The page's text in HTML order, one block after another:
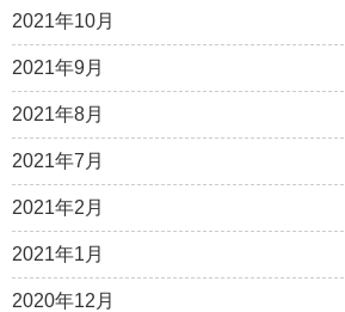
2021年10月
2021年9月
2021年8月
2021年7月
2021年2月
2021年1月
2020年12月